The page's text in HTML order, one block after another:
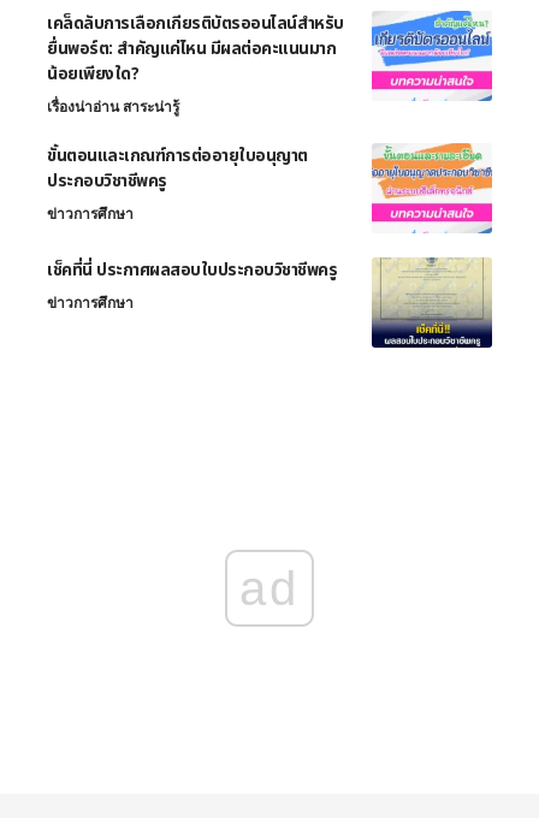
เคล็ดลับการเลือกเกียรติบัตรออนไลน์สำหรับ
ยื่นพอร์ต: สำคัญแค่ไหน มีผลต่อคะแนนมาก
น้อยเพียงใด?
เรื่องน่าอ่าน สาระน่ารู้
ขั้นตอนและเกณฑ์การต่ออายุใบอนุญาต
ประกอบวิชาชีพครู
ข่าวการศึกษา
เช็คที่นี่ ประกาศผลสอบใบประกอบวิชาชีพครู
ข่าวการศึกษา
ad